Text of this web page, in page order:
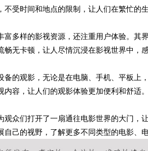
不受时间和地点的限制，让人们在繁忙的
富多样的影视资源，还注重用户体验。其
畅无卡顿，让人尽情沉浸在影视世界中，
备的观影，无论是在电脑、手机、平板上
内容，让人们的观影体验更加便利和舒适
观众们打开了一扇通往电影世界的大门
自己的视野，了解更多不同类型的电影、